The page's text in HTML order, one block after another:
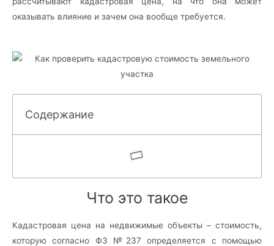
оказывать влияние и зачем она вообще требуется.
Содержание
Что это такое
Кадастровая цена на недвижимые объекты – стоимость,
которую согласно ФЗ №237 определяется с помощью